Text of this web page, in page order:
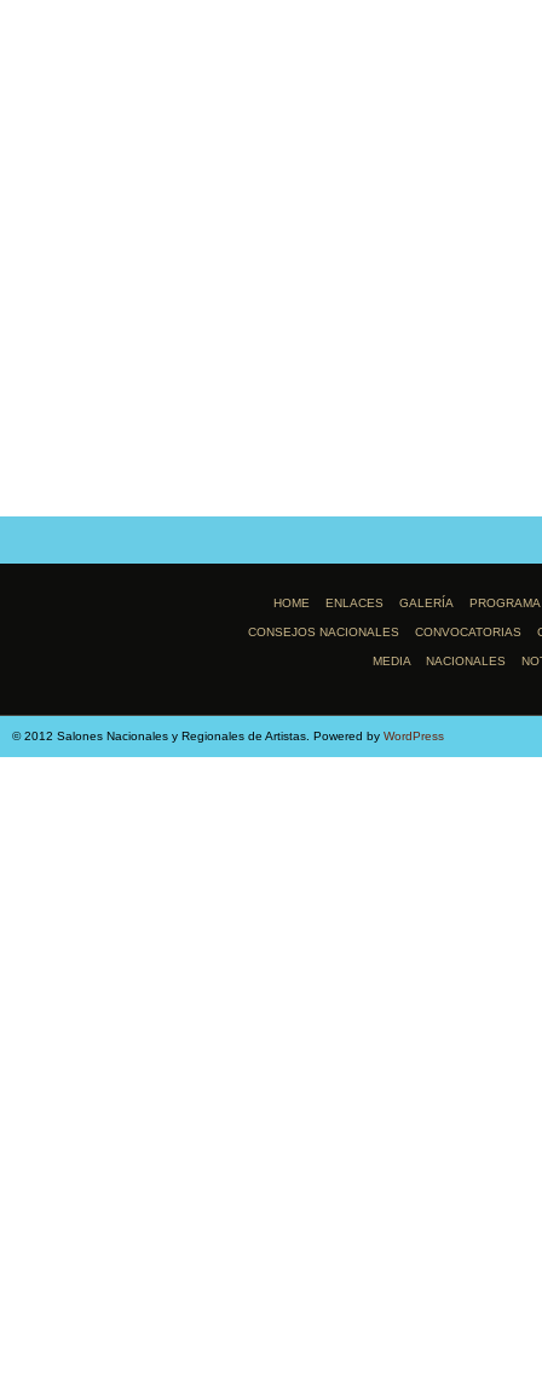
HOME ENLACES GALERÍA PROGRAMA
CONSEJOS NACIONALES CONVOCATORIAS
MEDIA NACIONALES
© 2012 Salones Nacionales y Regionales de Artistas. Powered by WordPress